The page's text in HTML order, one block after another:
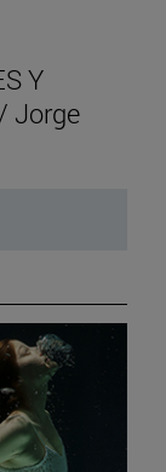
Y
Jorge